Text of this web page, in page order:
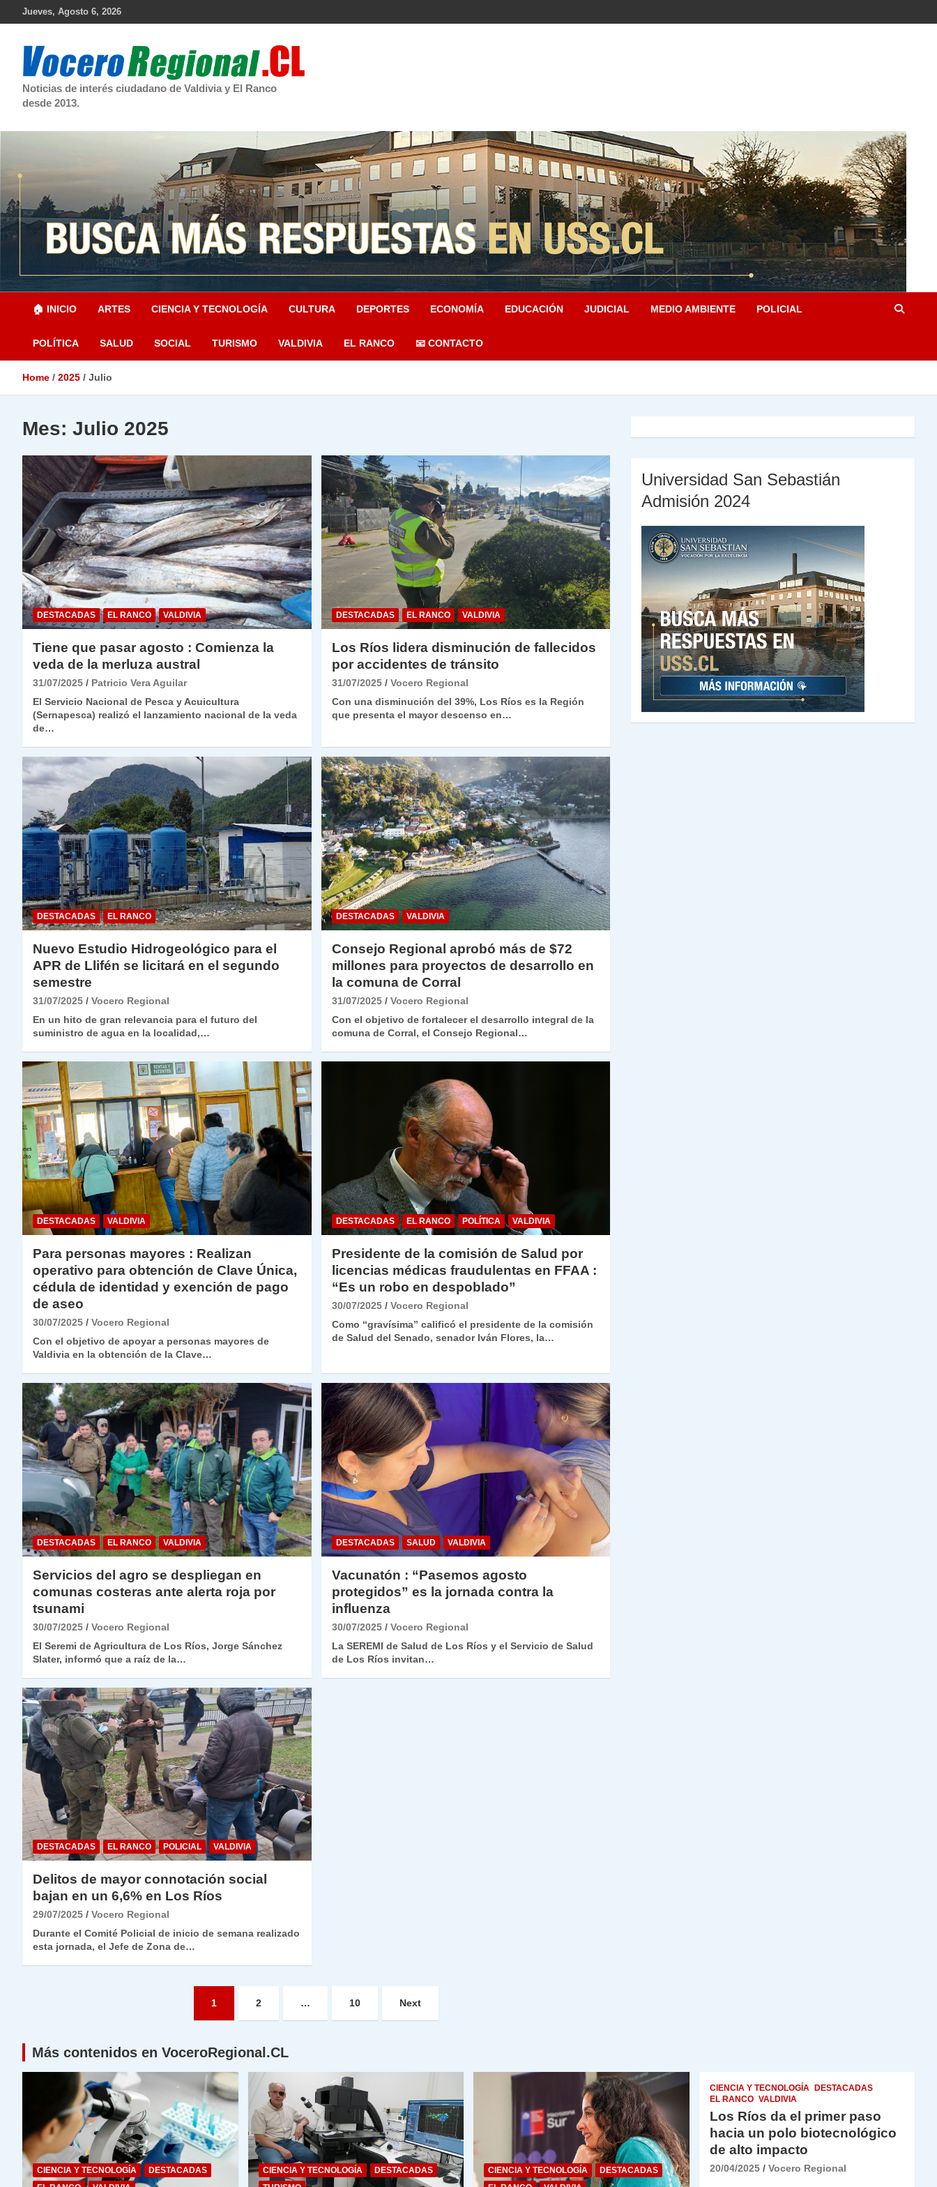
Jueves, Agosto 6, 2026
Noticias de interés ciudadano de Valdivia y El Ranco
desde 2013.
🏠 INICIO ARTES CIENCIA Y TECNOLOGÍA CULTURA DEPORTES ECONOMÍA EDUCACIÓN JUDICIAL MEDIO AMBIENTE POLICIAL
POLÍTICA SALUD SOCIAL TURISMO VALDIVIA EL RANCO 📧 CONTACTO
Home 2025 Julio
Mes: Julio 2025
DESTACADAS EL RANCO VALDIVIA
Tiene que pasar agosto : Comienza la
veda de la merluza austral
31/07/2025
Patricio Vera Aguilar
El Servicio Nacional de Pesca y Acuicultura
(Sernapesca) realizó el lanzamiento nacional de la veda
de…
DESTACADAS EL RANCO VALDIVIA
Los Ríos lidera disminución de fallecidos
por accidentes de tránsito
31/07/2025
Vocero Regional
Con una disminución del 39%, Los Ríos es la Región
que presenta el mayor descenso en…
DESTACADAS EL RANCO
Nuevo Estudio Hidrogeológico para el
APR de Llifén se licitará en el segundo
semestre
31/07/2025
Vocero Regional
En un hito de gran relevancia para el futuro del
suministro de agua en la localidad,…
DESTACADAS VALDIVIA
Consejo Regional aprobó más de $72
millones para proyectos de desarrollo en
la comuna de Corral
31/07/2025
Vocero Regional
Con el objetivo de fortalecer el desarrollo integral de la
comuna de Corral, el Consejo Regional…
DESTACADAS VALDIVIA
Para personas mayores : Realizan
operativo para obtención de Clave Única,
cédula de identidad y exención de pago
de aseo
30/07/2025
Vocero Regional
Con el objetivo de apoyar a personas mayores de
Valdivia en la obtención de la Clave…
DESTACADAS EL RANCO POLÍTICA VALDIVIA
Presidente de la comisión de Salud por
licencias médicas fraudulentas en FFAA :
“Es un robo en despoblado”
30/07/2025
Vocero Regional
Como “gravísima” calificó el presidente de la comisión
de Salud del Senado, senador Iván Flores, la…
DESTACADAS EL RANCO VALDIVIA
Servicios del agro se despliegan en
comunas costeras ante alerta roja por
tsunami
30/07/2025
Vocero Regional
El Seremi de Agricultura de Los Ríos, Jorge Sánchez
Slater, informó que a raíz de la…
DESTACADAS SALUD VALDIVIA
Vacunatón : “Pasemos agosto
protegidos” es la jornada contra la
influenza
30/07/2025
Vocero Regional
La SEREMI de Salud de Los Ríos y el Servicio de Salud
de Los Ríos invitan…
DESTACADAS EL RANCO POLICIAL VALDIVIA
Delitos de mayor connotación social
bajan en un 6,6% en Los Ríos
29/07/2025
Vocero Regional
Durante el Comité Policial de inicio de semana realizado
esta jornada, el Jefe de Zona de…
entradas
1 2 … 10 Next
Universidad San Sebastián
Admisión 2024
Más contenidos en VoceroRegional.CL
CIENCIA Y TECNOLOGÍA
DESTACADAS
CIENCIA Y TECNOLOGÍA
DESTACADAS
CIENCIA Y TECNOLOGÍA
DESTACADAS
CIENCIA Y TECNOLOGÍA
DESTACADAS
EL RANCO VALDIVIA
Los Ríos da el primer paso
hacia un polo biotecnológico
de alto impacto
20/04/2025 Vocero Regional